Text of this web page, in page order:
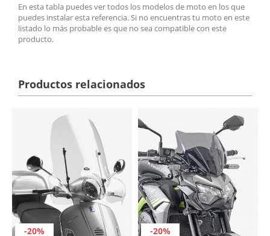
En esta tabla puedes ver todos los modelos de moto en los que
puedes instalar esta referencia. Si no encuentras tu moto en este
listado lo más probable es que no sea compatible con este
producto.
Productos relacionados
-20% -20%